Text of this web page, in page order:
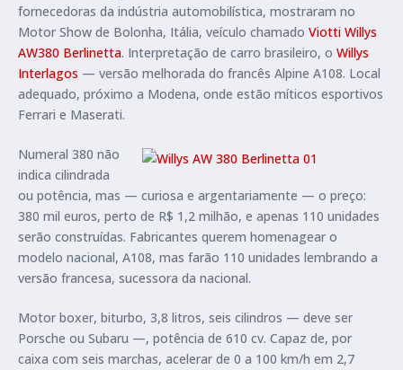
fornecedoras da indústria automobilística, mostraram no
Motor Show de Bolonha, Itália, veículo chamado Viotti Willys
AW380 Berlinetta. Interpretação de carro brasileiro, o Willys
Interlagos — versão melhorada do francês Alpine A108. Local
adequado, próximo a Modena, onde estão míticos esportivos
Ferrari e Maserati.
Numeral 380 não
indica cilindrada
ou potência, mas — curiosa e argentariamente — o preço:
380 mil euros, perto de R$ 1,2 milhão, e apenas 110 unidades
serão construídas. Fabricantes querem homenagear o
modelo nacional, A108, mas farão 110 unidades lembrando a
versão francesa, sucessora da nacional.
Motor boxer, biturbo, 3,8 litros, seis cilindros — deve ser
Porsche ou Subaru —, potência de 610 cv. Capaz de, por
caixa com seis marchas, acelerar de 0 a 100 km/h em 2,7